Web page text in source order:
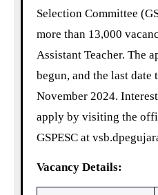
Selection Committee
more than 13,000
Assistant Teacher. The
begun, and the last date
November 2024.
apply by visiting the
GSPESC at
Vacancy Details: